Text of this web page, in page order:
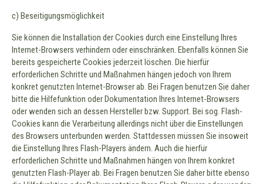
c) Beseitigungsmöglichkeit
Sie können die Installation der Cookies durch eine Einstellung Ihres
Internet-Browsers verhindern oder einschränken. Ebenfalls können Sie
bereits gespeicherte Cookies jederzeit löschen. Die hierfür
erforderlichen Schritte und Maßnahmen hängen jedoch von Ihrem
konkret genutzten Internet-Browser ab. Bei Fragen benutzen Sie daher
bitte die Hilfefunktion oder Dokumentation Ihres Internet-Browsers
oder wenden sich an dessen Hersteller bzw. Support. Bei sog. Flash-
Cookies kann die Verarbeitung allerdings nicht über die Einstellungen
des Browsers unterbunden werden. Stattdessen müssen Sie insoweit
die Einstellung Ihres Flash-Players ändern. Auch die hierfür
erforderlichen Schritte und Maßnahmen hängen von Ihrem konkret
genutzten Flash-Player ab. Bei Fragen benutzen Sie daher bitte ebenso